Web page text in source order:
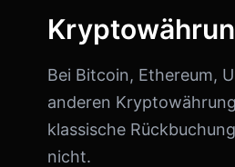
Bei Bitcoin, Ethereum,
anderen
klassische
nicht.